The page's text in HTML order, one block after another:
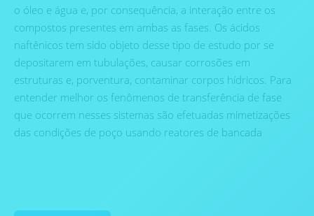
o óleo e água e, por consequência, a interação entre os
compostos presentes em ambas as fases. Os ácidos
naftênicos tem sido objeto desse tipo de estudo por se
depositarem em tubulações, causar corrosões em
estruturas e, porventura, contaminar corpos hídricos. Para
entender melhor os fenômenos de transferência de fase
que ocorrem nesses sistemas são efetuadas mimetizações
das condições de poço usando reatores de bancada